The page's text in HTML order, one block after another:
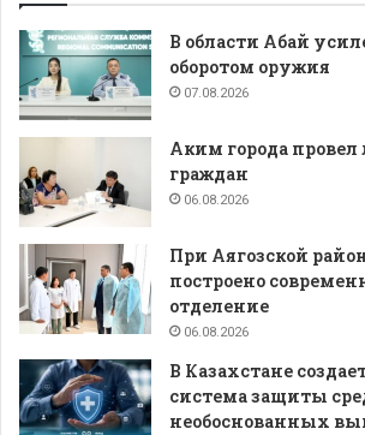
В области Абай
оборотом оружия
07.08.2026
Аким города
граждан
06.08.2026
При Аягозской
построено
отделение
06.08.2026
В Казахстане
система защиты
необоснованных